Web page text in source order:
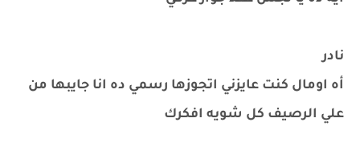
نادر
أه اومال كنت عايزني اتجوزها رسمي ده انا جايبها من
علي الرصيف كل شويه افكرك